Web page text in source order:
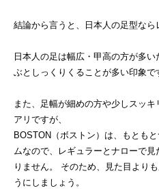
結論から言うと、日本人の足型なら
日本人の足は幅広・甲高の方が多
ぶとしっくりくることが多い印象で
また、足幅が細めの方や少しスッ
アリですが、
BOSTON（ボストン）は、もとも
ムなので、レギュラーとナローで
りません。 そのため、見た目より
うにしましょう。